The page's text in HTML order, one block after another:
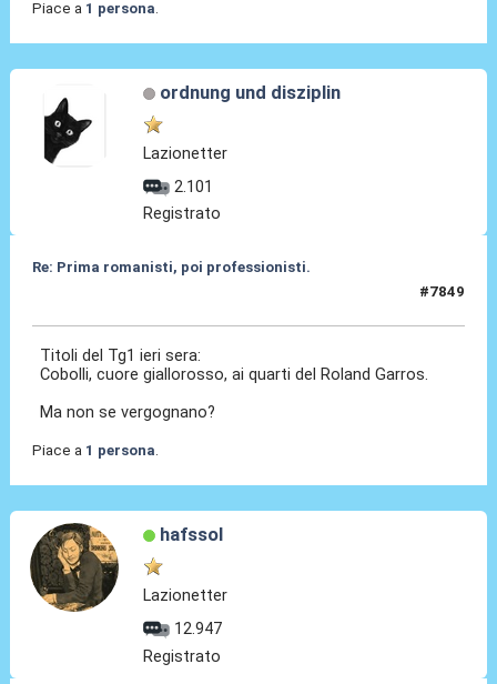
Piace a 1 persona.
ordnung und disziplin
Lazionetter
2.101
Registrato
Re: Prima romanisti, poi professionisti.
#7849
Titoli del Tg1 ieri sera:
Cobolli, cuore giallorosso, ai quarti del Roland Garros.
Ma non se vergognano?
Piace a 1 persona.
hafssol
Lazionetter
12.947
Registrato